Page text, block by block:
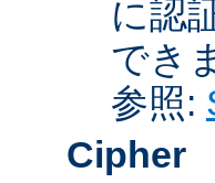
に認
でき
参照:
Cipher